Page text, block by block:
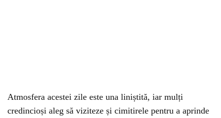
Atmosfera acestei zile este una liniștită, iar mulți
credincioși aleg să viziteze și cimitirele pentru a aprinde